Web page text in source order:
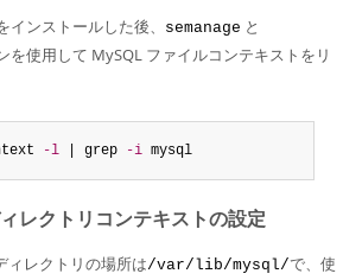
インストールした後、 semanage と
を使用して MySQL ファイルコンテキストをリ
-l | grep -i mysql
レクトリコンテキストの設定
ィレクトリの場所は/var/lib/mysql/で、使